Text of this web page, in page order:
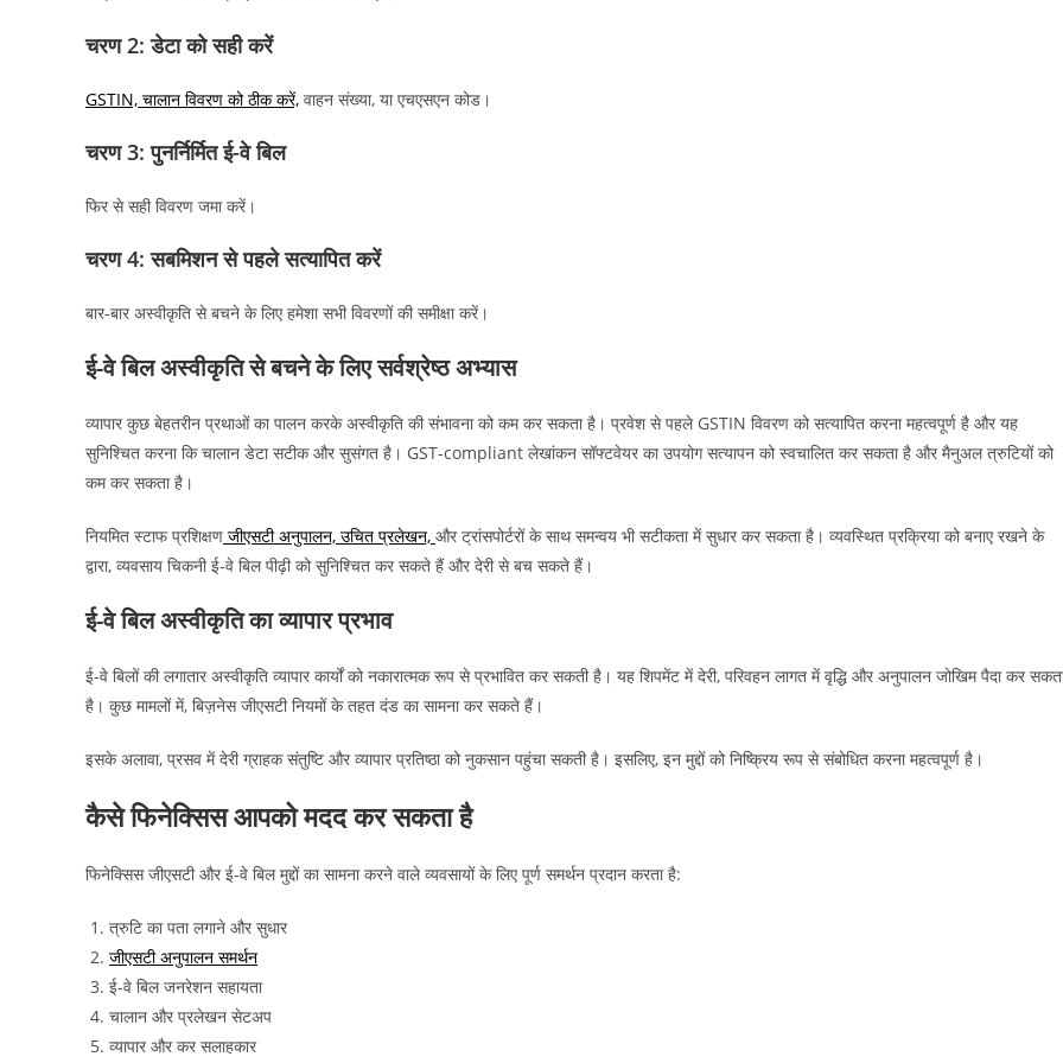
चरण 2: डेटा को सही करें
GSTIN, चालान विवरण को ठीक करें, वाहन संख्या, या एचएसएन कोड।
चरण 3: पुनर्निर्मित ई-वे बिल
फिर से सही विवरण जमा करें।
चरण 4: सबमिशन से पहले सत्यापित करें
बार-बार अस्वीकृति से बचने के लिए हमेशा सभी विवरणों की समीक्षा करें।
ई-वे बिल अस्वीकृति से बचने के लिए सर्वश्रेष्ठ अभ्यास
व्यापार कुछ बेहतरीन प्रथाओं का पालन करके अस्वीकृति की संभावना को कम कर सकता है। प्रवेश से पहले GSTIN विवरण को सत्यापित करना महत्वपूर्ण है और यह
सुनिश्चित करना कि चालान डेटा सटीक और सुसंगत है। GST-compliant लेखांकन सॉफ्टवेयर का उपयोग सत्यापन को स्वचालित कर सकता है और मैनुअल त्रुटियों को
कम कर सकता है।
नियमित स्टाफ प्रशिक्षण जीएसटी अनुपालन, उचित प्रलेखन, और ट्रांसपोर्टरों के साथ समन्वय भी सटीकता में सुधार कर सकता है। व्यवस्थित प्रक्रिया को बनाए रखने के
द्वारा, व्यवसाय चिकनी ई-वे बिल पीढ़ी को सुनिश्चित कर सकते हैं और देरी से बच सकते हैं।
ई-वे बिल अस्वीकृति का व्यापार प्रभाव
ई-वे बिलों की लगातार अस्वीकृति व्यापार कार्यों को नकारात्मक रूप से प्रभावित कर सकती है। यह शिपमेंट में देरी, परिवहन लागत में वृद्धि और अनुपालन जोखिम पैदा कर
है। कुछ मामलों में, बिज़नेस जीएसटी नियमों के तहत दंड का सामना कर सकते हैं।
इसके अलावा, प्रसव में देरी ग्राहक संतुष्टि और व्यापार प्रतिष्ठा को नुकसान पहुंचा सकती है। इसलिए, इन मुद्दों को निष्क्रिय रूप से संबोधित करना महत्वपूर्ण है।
कैसे फिनेक्सिस आपको मदद कर सकता है
फिनेक्सिस जीएसटी और ई-वे बिल मुद्दों का सामना करने वाले व्यवसायों के लिए पूर्ण समर्थन प्रदान करता है:
त्रुटि का पता लगाने और सुधार
जीएसटी अनुपालन समर्थन
ई-वे बिल जनरेशन सहायता
चालान और प्रलेखन सेटअप
व्यापार और कर सलाहकार